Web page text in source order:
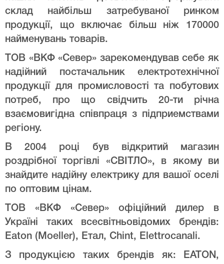
склад найбільш затребуваної ринком
продукції, що включає більш ніж 170000
найменувань товарів.
ТОВ «ВКФ «Север» зарекомендував себе як
надійний постачальник електротехнічної
продукції для промисловості та побутових
потреб, про що свідчить 20-ти річна
взаємовигідна співпраця з підприемствами
регіону.
В 2004 році був відкритий магазин
роздрібної торгівлі «СВІТЛО», в якому ви
знайдите надійну електрику для вашої оселі
по оптовим цінам.
ТОВ «ВКФ «Север» офіційний дилер в
Україні таких всесвітньовідомих брендів:
Eaton (Moeller), Етал, Chint, Elettrocanali.
З продукцією таких брендів як: EATON,